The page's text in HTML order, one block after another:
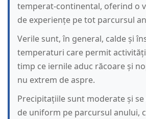
temperat-continental, oferind o
de experiențe pe tot parcursul
Verile sunt, în general, calde și
temperaturi care permit
timp ce iernile aduc răcoare și
nu extrem de aspre.
Precipitațiile sunt moderate și
de uniform pe parcursul anului,